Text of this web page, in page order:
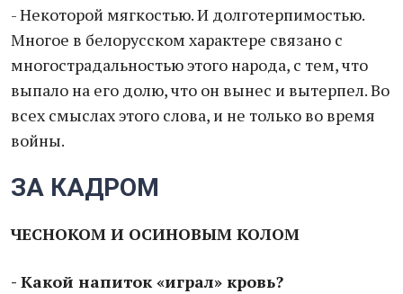
- Некоторой мягкостью. И долготерпимостью.
Многое в белорусском характере связано с
многострадальностью этого народа, с тем, что
выпало на его долю, что он вынес и вытерпел. Во
всех смыслах этого слова, и не только во время
войны.
ЗА КАДРОМ
ЧЕСНОКОМ И ОСИНОВЫМ КОЛОМ
- Какой напиток «играл» кровь?